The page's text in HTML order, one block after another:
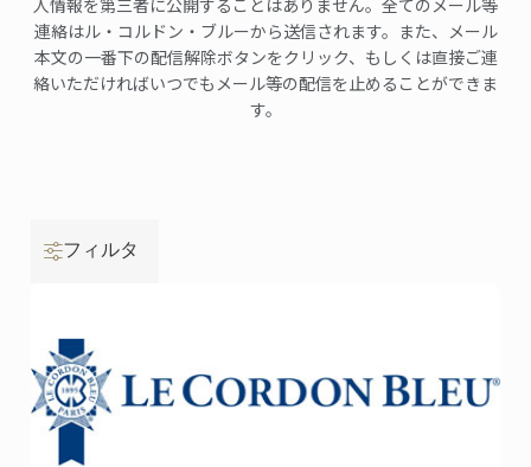
人情報を第三者に公開することはありません。全てのメール等
連絡はル・コルドン・ブルーから送信されます。また、メール
本文の一番下の配信解除ボタンをクリック、もしくは直接ご連
絡いただければいつでもメール等の配信を止めることができま
す。
フィルタ